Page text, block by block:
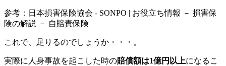
参考：日本損害保険協会 - SONPO | お役立ち情報 － 損害保
険の解説 － 自賠責保険
これで、足りるのでしょうか・・・。
実際に人身事故を起こした時の賠償額は1億円以上になるこ